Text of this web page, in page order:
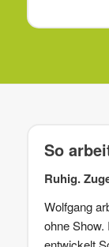
So
Ruhig.
Wolfgang
ohne